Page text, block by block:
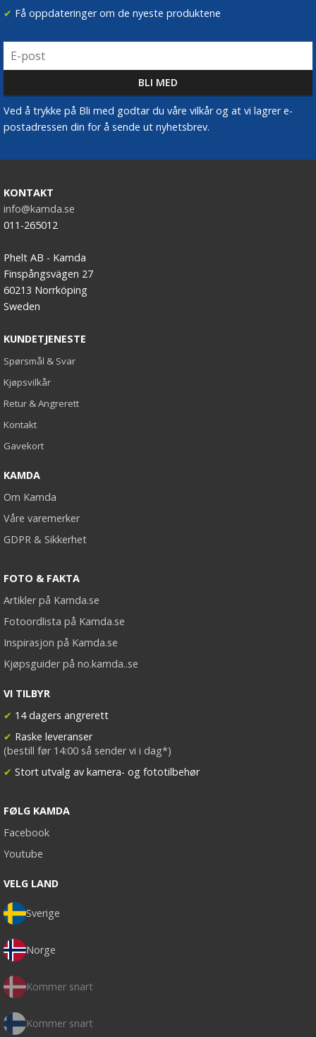
✔ Få oppdateringer om de nyeste produktene
Ved å trykke på Bli med godtar du våre vilkår og at vi lagrer e-
postadressen din for å sende ut nyhetsbrev.
KONTAKT
info@kamda.se
011-265012
Phelt AB - Kamda
Finspångsvägen 27
60213 Norrköping
Sweden
KUNDETJENESTE
Spørsmål & Svar
Kjøpsvilkår
Retur & Angrerett
Kontakt
Gavekort
KAMDA
Om Kamda
Våre varemerker
GDPR & Sikkerhet
FOTO & FAKTA
Artikler på Kamda.se
Fotoordlista på Kamda.se
Inspirasjon på Kamda.se
Kjøpsguider på no.kamda..se
VI TILBYR
✔ 14 dagers angrerett
✔ Raske leveranser
(bestill før 14:00 så sender vi i dag*)
✔ Stort utvalg av kamera- og fototilbehør
FØLG KAMDA
Facebook
Youtube
VELG LAND
Sverige
Norge
Kommer snart
Kommer snart